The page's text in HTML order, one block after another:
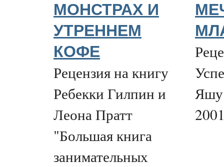
МОНСТРАХ И
УТРЕННЕМ
КОФЕ
Рецензия на книгу
Ребекки Гилпин и
Леона Пратт
"Большая книга
занимательных